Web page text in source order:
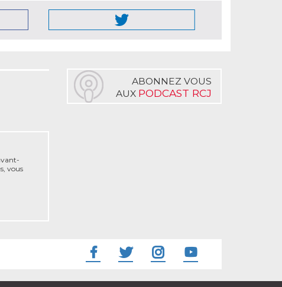
vous
ABONNEZ VOUS
AUX PODCAST RCJ